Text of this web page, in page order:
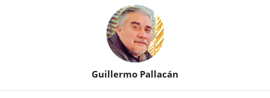
Guillermo Pallacán